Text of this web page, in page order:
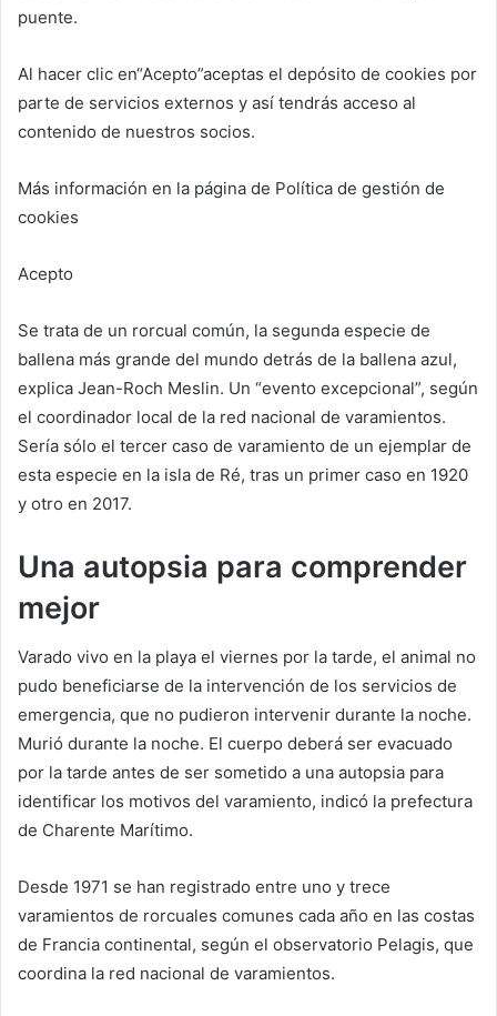
puente.
Al hacer clic en“Acepto”aceptas el depósito de cookies por
parte de servicios externos y así tendrás acceso al
contenido de nuestros socios.
Más información en la página de Política de gestión de
cookies
Acepto
Se trata de un rorcual común, la segunda especie de
ballena más grande del mundo detrás de la ballena azul,
explica Jean-Roch Meslin. Un “evento excepcional”, según
el coordinador local de la red nacional de varamientos.
Sería sólo el tercer caso de varamiento de un ejemplar de
esta especie en la isla de Ré, tras un primer caso en 1920
y otro en 2017.
Una autopsia para comprender
mejor
Varado vivo en la playa el viernes por la tarde, el animal no
pudo beneficiarse de la intervención de los servicios de
emergencia, que no pudieron intervenir durante la noche.
Murió durante la noche. El cuerpo deberá ser evacuado
por la tarde antes de ser sometido a una autopsia para
identificar los motivos del varamiento, indicó la prefectura
de Charente Marítimo.
Desde 1971 se han registrado entre uno y trece
varamientos de rorcuales comunes cada año en las costas
de Francia continental, según el observatorio Pelagis, que
coordina la red nacional de varamientos.